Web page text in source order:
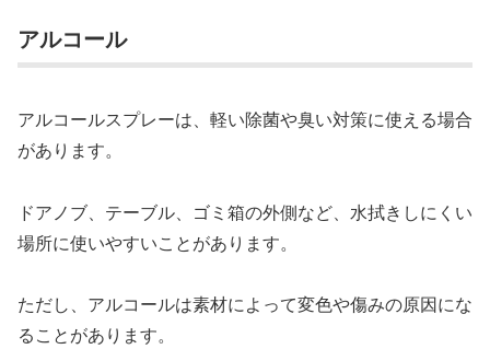
アルコール
アルコールスプレーは、軽い除菌や臭い対策に使える場合
があります。
ドアノブ、テーブル、ゴミ箱の外側など、水拭きしにくい
場所に使いやすいことがあります。
ただし、アルコールは素材によって変色や傷みの原因にな
ることがあります。